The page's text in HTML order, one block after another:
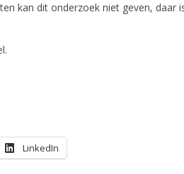
kan dit onderzoek niet geven, daar
LinkedIn